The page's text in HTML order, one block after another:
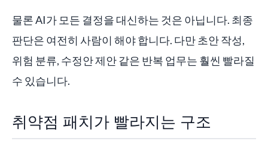
물론 AI가 모든 결정을 대신하는 것은 아닙니다. 최종
판단은 여전히 사람이 해야 합니다. 다만 초안 작성,
위험 분류, 수정안 제안 같은 반복 업무는 훨씬 빨라질
수 있습니다.
취약점 패치가 빨라지는 구조